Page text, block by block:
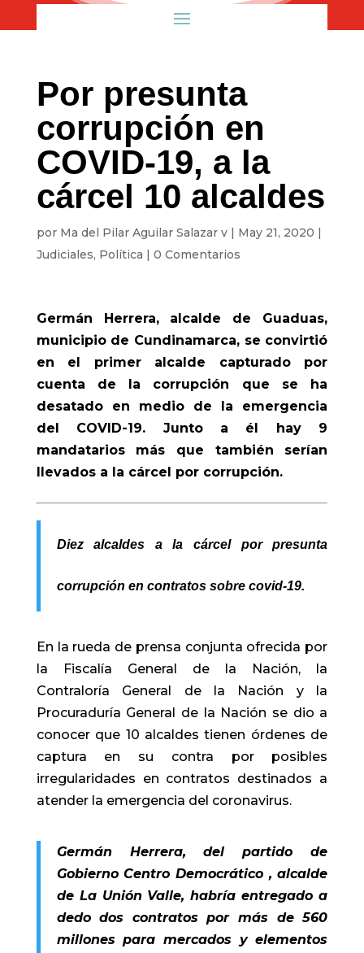
Por presunta
corrupción en
COVID-19, a la
cárcel 10 alcaldes
por Ma del Pilar Aguilar Salazar v| May 21, 2020 |
Judiciales, Política | 0 Comentarios
Germán Herrera, alcalde de Guaduas,
municipio de Cundinamarca, se convirtió
en el primer alcalde capturado por
cuenta de la corrupción que se ha
desatado en medio de la emergencia
del COVID-19. Junto a él hay 9
mandatarios más que también serían
llevados a la cárcel por corrupción.
Diez alcaldes a la cárcel por presunta
corrupción en contratos sobre covid-19.
En la rueda de prensa conjunta ofrecida por
la Fiscalía General de la Nación, la
Contraloría General de la Nación y la
Procuraduría General de la Nación se dio a
conocer que 10 alcaldes tienen órdenes de
captura en su contra por posibles
irregularidades en contratos destinados a
atender la emergencia del coronavirus.
Germán Herrera, del partido de
Gobierno Centro Democrático , alcalde
de La Unión Valle, habría entregado a
dedo dos contratos por más de 560
millones para mercados y elementos